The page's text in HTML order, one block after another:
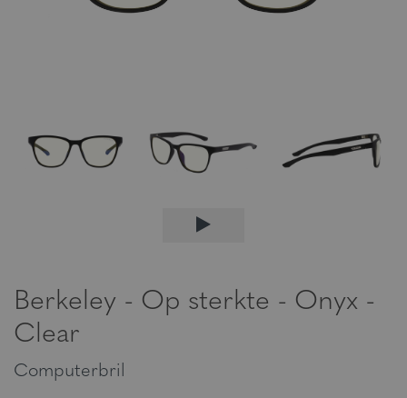
Berkeley - Op sterkte - Onyx -
Clear
Computerbril